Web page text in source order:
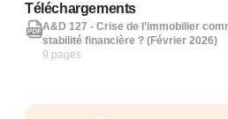
Téléchargements
A&D 127 - Crise de l’immobilier
stabilité financière ? (Février 2026)
9 pages